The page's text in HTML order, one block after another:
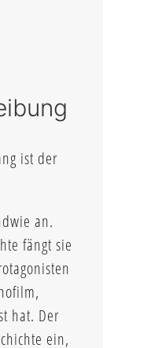
ist der
an.
fängt sie
hat. Der
ein,